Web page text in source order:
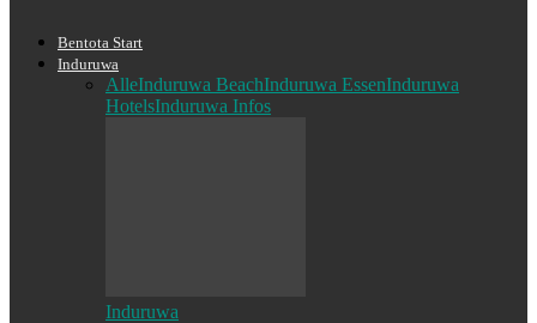
Bentota Start
Induruwa
AlleInduruwa BeachInduruwa EssenInduruwa
HotelsInduruwa Infos
Induruwa